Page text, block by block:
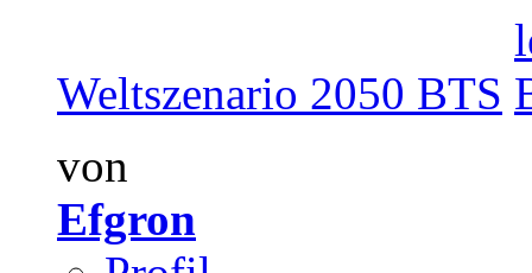
Weltszenario 2050 BTS
von
Efgron